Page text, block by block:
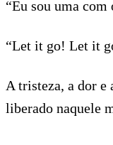
“Eu sou uma com
“Let it go! Let it
A tristeza, a dor e
liberado naquele